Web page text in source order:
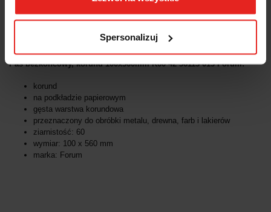
Spersonalizuj
OPINIE I OCENY (0)
Pas bezkońcowy, korund 100x560mm K60 42 36113 013 Forum:
korund
na podkładzie papierowym
gęsta warstwa korundowa
przeznaczony do obróbki metalu, drewna, farb i lakierów
ziarnistość: 60
wymiar: 100 x 560 mm
marka: Forum